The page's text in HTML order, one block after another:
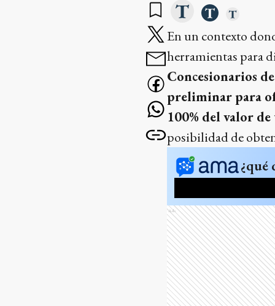
En un contexto
herramientas para
Concesionarios
preliminar para
100% del valor
posibilidad de
¿qué
Ads